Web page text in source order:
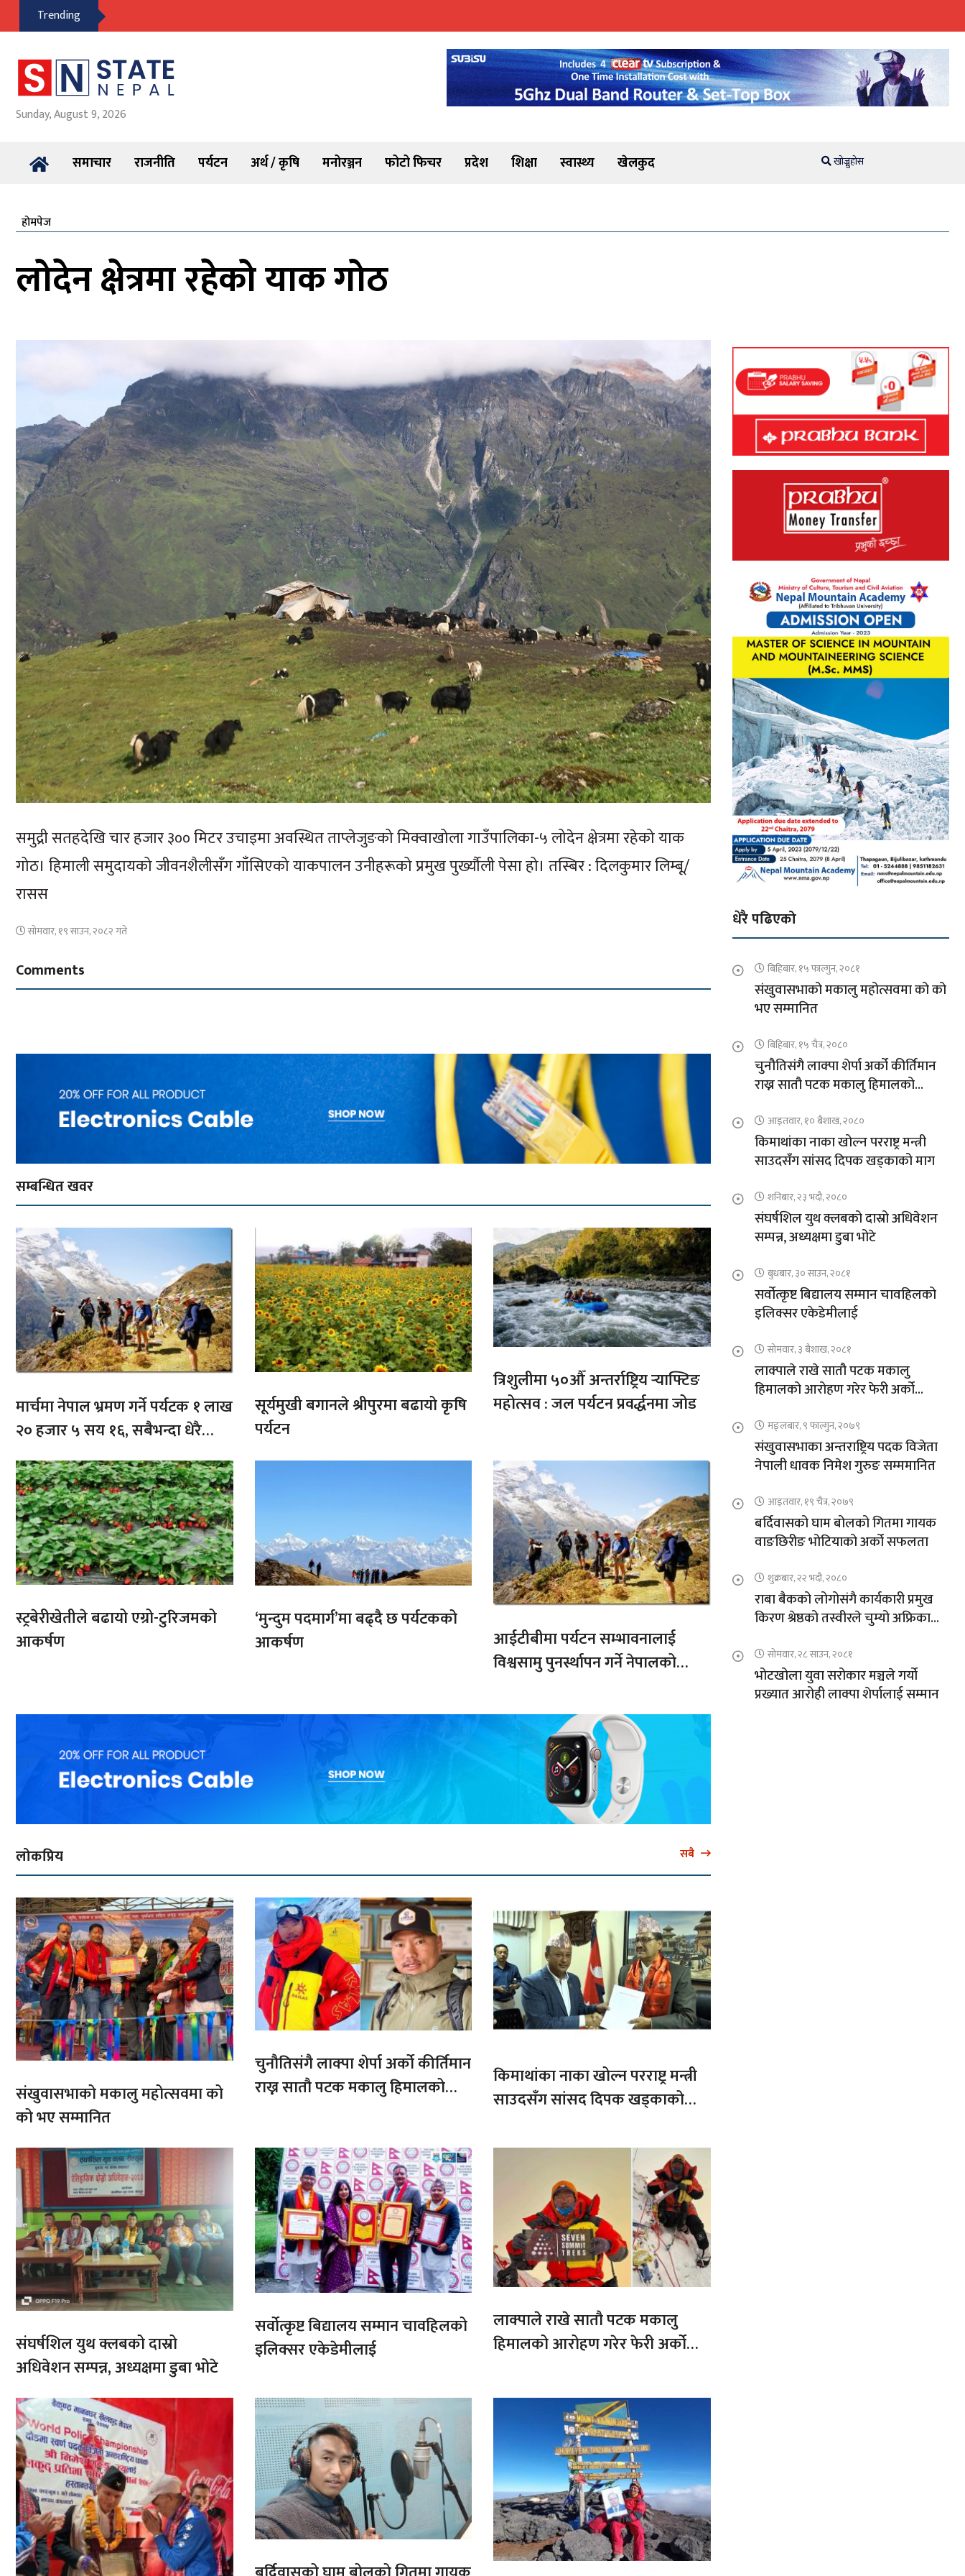
Trending
Sunday, August 9, 2026
समाचार राजनीति पर्यटन अर्थ / कृषि मनोरञ्जन फोटो फिचर प्रदेश शिक्षा स्वास्थ्य खेलकुद खोज्नुहोस
होमपेज
लोदेन क्षेत्रमा रहेको याक गोठ
समुद्री सतहदेखि चार हजार ३०० मिटर उचाइमा अवस्थित ताप्लेजुङको मिक्वाखोला गाउँपालिका-५ लोदेन क्षेत्रमा रहेको याक
गोठ। हिमाली समुदायको जीवनशैलीसँग गाँसिएको याकपालन उनीहरूको प्रमुख पुर्ख्यौली पेसा हो। तस्बिर : दिलकुमार लिम्बू/
रासस
सोमवार, १९ साउन, २०८२ गते
Comments
सम्बन्धित खवर
मार्चमा नेपाल भ्रमण गर्ने पर्यटक १ लाख
२० हजार ५ सय १६, सबैभन्दा धेरै
भारतबाट
सूर्यमुखी बगानले श्रीपुरमा बढायो कृषि
पर्यटन
त्रिशुलीमा ५०औँ अन्तर्राष्ट्रिय र्‍याफ्टिङ
महोत्सव : जल पर्यटन प्रवर्द्धनमा जोड
स्ट्रबेरीखेतीले बढायो एग्रो-टुरिजमको
आकर्षण
‘मुन्दुम पदमार्ग’मा बढ्दै छ पर्यटकको
आकर्षण
आईटीबीमा पर्यटन सम्भावनालाई
विश्वसामु पुनर्स्थापन गर्ने नेपालको
लोकप्रिय सबै
संखुवासभाको मकालु महोत्सवमा को
को भए सम्मानित
चुनौतिसंगै लाक्पा शेर्पा अर्को कीर्तिमान
राख्न सातौ पटक मकालु हिमालको
किमाथांका नाका खोल्न परराष्ट्र मन्त्री
साउदसँग सांसद दिपक खड्काको
संघर्षशिल युथ क्लबको दास्रो
अधिवेशन सम्पन्न, अध्यक्षमा डुबा भोटे
सर्वोत्कृष्ट बिद्यालय सम्मान चावहिलको
इलिक्सर एकेडेमीलाई
लाक्पाले राखे सातौ पटक मकालु
हिमालको आरोहण गरेर फेरी अर्को
धेरै पढिएको
बिहिबार, १५ फाल्गुन, २०८१
संखुवासभाको मकालु महोत्सवमा को को
भए सम्मानित
बिहिबार, १५ चैत्र, २०८०
चुनौतिसंगै लाक्पा शेर्पा अर्को कीर्तिमान
राख्न सातौ पटक मकालु हिमालको
आइतवार, १० बैशाख, २०८०
किमाथांका नाका खोल्न परराष्ट्र मन्त्री
साउदसँग सांसद दिपक खड्काको माग
शनिबार, २३ भदौ, २०८०
संघर्षशिल युथ क्लबको दास्रो अधिवेशन
सम्पन्न, अध्यक्षमा डुबा भोटे
बुधबार, ३० साउन, २०८१
सर्वोत्कृष्ट बिद्यालय सम्मान चावहिलको
इलिक्सर एकेडेमीलाई
सोमवार, ३ बैशाख, २०८१
लाक्पाले राखे सातौ पटक मकालु
हिमालको आरोहण गरेर फेरी अर्को
मङ्लबार, ९ फाल्गुन, २०७९
संखुवासभाका अन्तराष्ट्रिय पदक विजेता
नेपाली धावक निमेश गुरुङ सम्ममानित
आइतवार, १९ चैत्र, २०७९
बर्दिवासको घाम बोलको गितमा गायक
वाङछिरीङ भोटियाको अर्को सफलता
शुक्रबार, २२ भदौ, २०८०
राबा बैकको लोगोसंगै कार्यकारी प्रमुख
किरण श्रेष्ठको तस्वीरले चुम्यो अफ्रिकाको
सोमवार, २८ साउन, २०८१
भोटखोला युवा सरोकार मञ्चले गर्यो
प्रख्यात आरोही लाक्पा शेर्पालाई सम्मान